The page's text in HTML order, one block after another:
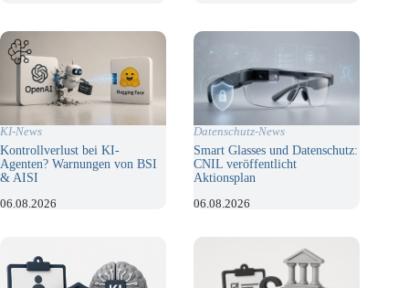
KI-News
Kontrollverlust bei KI-
Agenten? Warnungen von BSI
& AISI
06.08.2026
Datenschutz-News
Smart Glasses und Datenschutz:
CNIL veröffentlicht
Aktionsplan
06.08.2026